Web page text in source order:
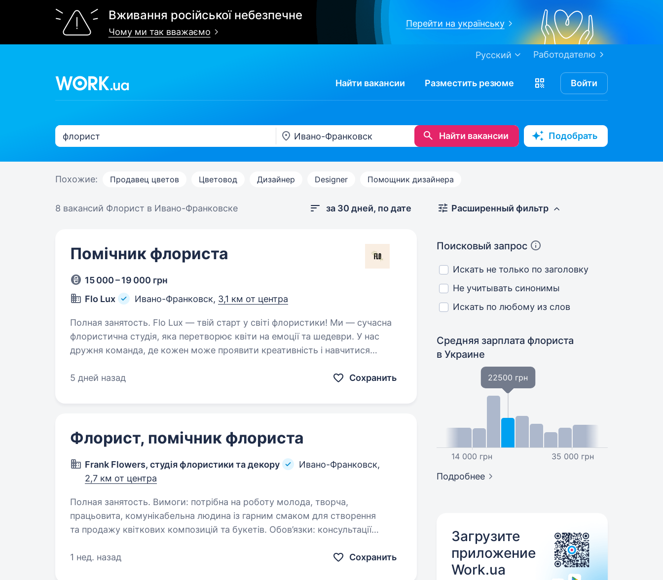
Вживання російської небезпечне
Чому ми так вважаємо
Перейти на українську
Работодателю
Русский
Найти вакансии Разместить резюме Войти
Найти вакансии Подобрать
Похожие: Продавец цветов Цветовод Дизайнер Designer Помощник дизайнера
8 вакансий Флорист в Ивано-Франковске за 30 дней, по дате
Помічник флориста
15 000 – 19 000 грн
Flo Lux
Ивано-Франковск, 3,1 км от центра
Полная занятость. Flo Lux — твій старт у світі флористики! Ми — сучасна
флористична студія, яка перетворює квіти на емоції та шедеври. У нас
дружня команда, де кожен може проявити креативність і навчитися
5 дней назад
Сохранить
Флорист, помічник флориста
Frank Flowers, студія флористики та декору
Ивано-Франковск,
2,7 км от центра
Полная занятость. Вимоги: потрібна на роботу молода, творча,
працьовита, комунікабельна людина із гарним смаком для створення
та продажу квіткових композицій та букетів. Обов’язки: консультації
1 нед. назад
Сохранить
Расширенный фильтр
Поисковый запрос
Искать не только по заголовку
Не учитывать синонимы
Искать по любому из слов
Средняя зарплата флориста
в Украине
14 000 грн
22500 грн
35 000 грн
Подробнее
Загрузите
приложение
Work.ua